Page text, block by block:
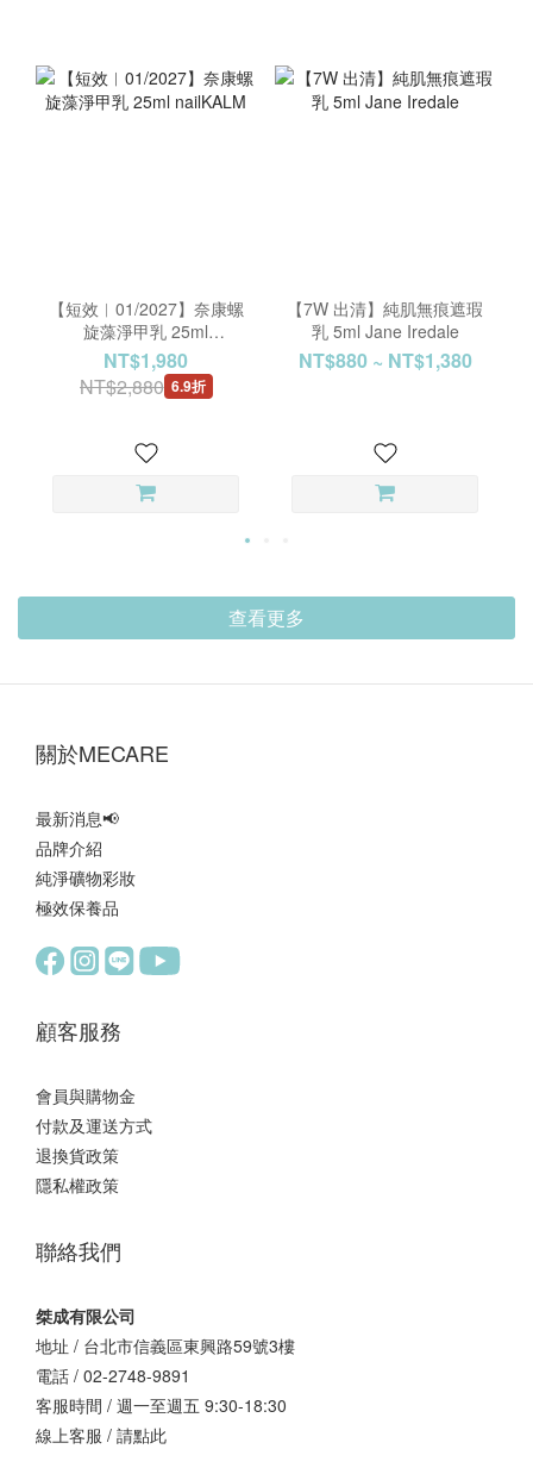
【短效︱01/2027】奈康螺
旋藻淨甲乳 25ml
nailKALM
NT$1,980
NT$2,880 6.9折
【7W 出清】純肌無痕遮瑕
乳 5ml Jane Iredale
NT$880 ~ NT$1,380
查看更多
‎關於MECARE‎
最新消息📢
品牌介紹
純淨礦物彩妝
極效保養品
顧客服務
會員與購物金
付款及運送方式
退換貨政策
隱私權政策
聯絡我們
桀成有限公司
地址 / 台北市信義區東興路59號3樓
電話 / 02-2748-9891
客服時間 / 週一至週五 9:30-18:30
線上客服 / 請點此